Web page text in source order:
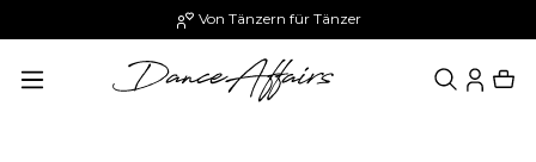
Von Tänzern für Tänzer